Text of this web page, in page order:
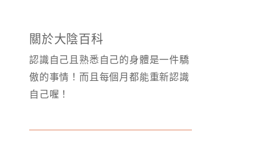
關於大陰百科
認識自己且熟悉自己的身體是一件驕
傲的事情！而且每個月都能重新認識
自己喔！